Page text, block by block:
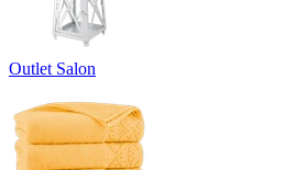
Outlet Salon